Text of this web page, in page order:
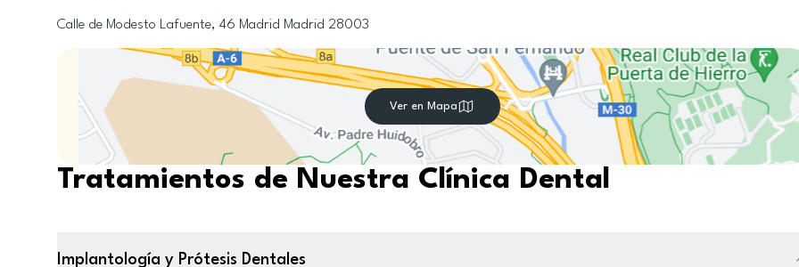
Calle de Modesto Lafuente, 46 Madrid Madrid 28003
Ver en Mapa
Tratamientos de Nuestra Clínica Dental
Implantología y Prótesis Dentales